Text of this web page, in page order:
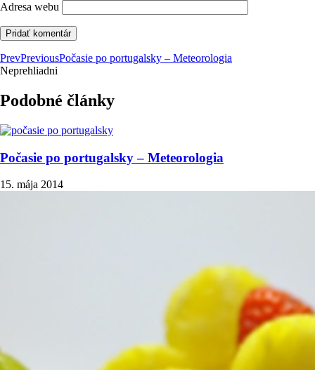
Adresa webu
PrevPreviousPočasie po portugalsky – Meteorologia
Neprehliadni
Podobné články
Počasie po portugalsky – Meteorologia
15. mája 2014